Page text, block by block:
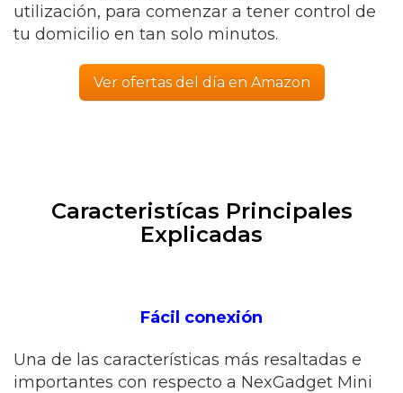
utilización, para comenzar a tener control de
tu domicilio en tan solo minutos.
Ver ofertas del día en Amazon
Caracteristícas Principales
Explicadas
Fácil conexión
Una de las características más resaltadas e
importantes con respecto a NexGadget Mini